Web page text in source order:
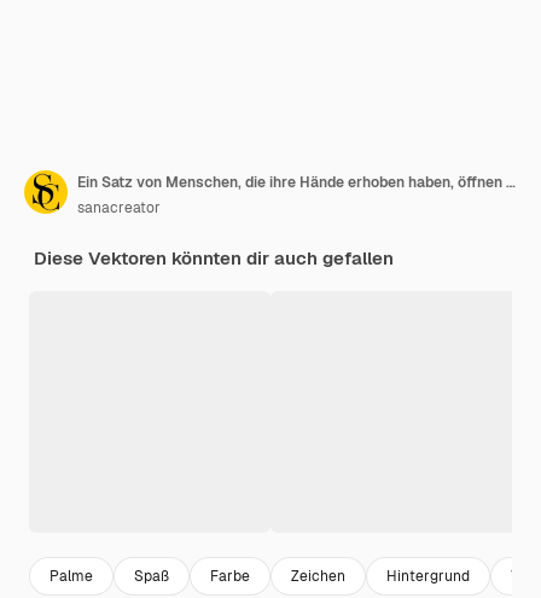
Ein Satz von Menschen, die ihre Hände erhoben haben, öffnen ihre Hände, verschiedene Arten, Farben, Vielfalt, Menschen, die multiethnisch sind.
sanacreator
Diese Vektoren könnten dir auch gefallen
Palme Spaß Farbe Zeichen Hintergrund